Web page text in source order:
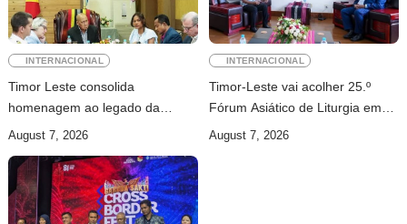
INTERNACIONAL
Timor Leste consolida
homenagem ao legado da
INTERFET com avanço de
August 7, 2026
INTERNACIONAL
Timor-Leste vai acolher 25.º
Fórum Asiático de Liturgia em
setembro
August 7, 2026